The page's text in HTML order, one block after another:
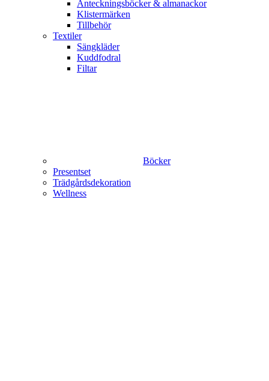
Anteckningsböcker & almanackor
Klistermärken
Tillbehör
Textiler
Sängkläder
Kuddfodral
Filtar
Böcker
Presentset
Trädgårdsdekoration
Wellness